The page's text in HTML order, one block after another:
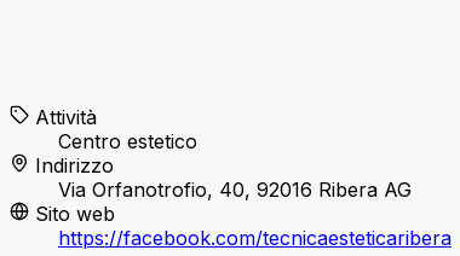
Attività
Centro estetico
Indirizzo
Via Orfanotrofio, 40, 92016 Ribera AG
Sito web
https://facebook.com/tecnicaesteticaribera